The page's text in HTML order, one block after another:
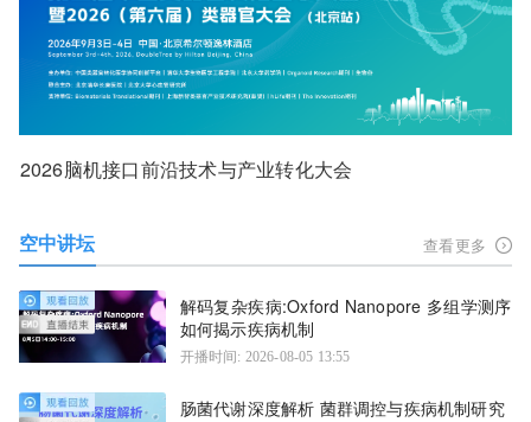
2026脑机接口前沿技术与产业转化大会
空中讲坛 查看更多
解码复杂疾病:Oxford Nanopore 多组学测序
如何揭示疾病机制
开播时间: 2026-08-05 13:55
肠菌代谢深度解析 菌群调控与疾病机制研究